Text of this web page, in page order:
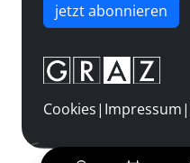
jetzt abonnieren
Cookies| Impressum|